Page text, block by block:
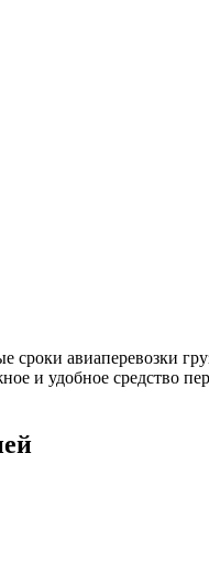
сроки авиаперевозки
и удобное средство